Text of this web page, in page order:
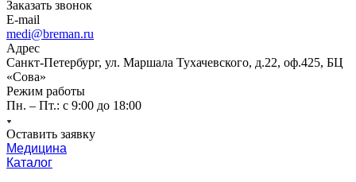
Заказать звонок
E-mail
medi@breman.ru
Адрес
Санкт-Петербург, ул. Маршала Тухачевского, д.22, оф.425, БЦ
«Сова»
Режим работы
Пн. – Пт.: с 9:00 до 18:00
Оставить заявку
Медицина
Каталог